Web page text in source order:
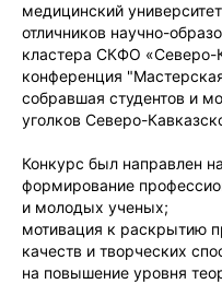
медицинский
отличников научно-
кластера СКФО «Северо-
конференция
собравшая студентов и
уголков Северо-
Конкурс был направлен
формирование
и молодых ученых;
мотивация к раскрытию
качеств и творческих
на повышение уровня